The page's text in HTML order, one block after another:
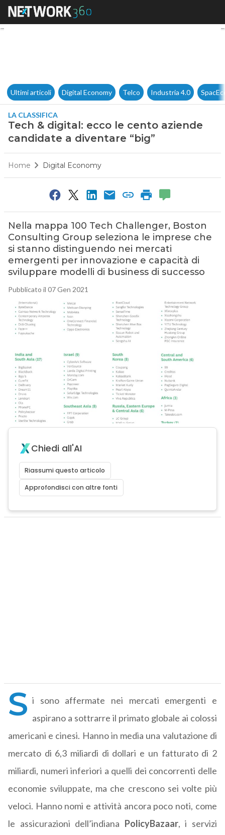
Tech & digital: ecco le cento
Ultimi articoli Digital Economy Telco Industria 4.0
LA CLASSIFICA
Tech & digital: ecco le cento aziende
candidate a diventare “big”
Home Digital Economy
Nella mappa 100 Tech Challenger, Boston
Consulting Group seleziona le imprese che
si stanno distinguendo nei mercati
emergenti per innovazione e capacità di
sviluppare modelli di business di successo
Pubblicato il 07 Gen 2021
Chiedi all'AI
Riassumi questo articolo
Approfondisci con altre fonti
S i sono affermate nei mercati emergenti e
aspirano a sottrarre il primato globale ai colossi
americani e cinesi. Hanno in media una valutazione di
mercato di 6,3 miliardi di dollari e un fatturato di 2
miliardi, numeri inferiori a quelli dei concorrenti delle
economie sviluppate, ma che crescono sei volte più
veloci. Hanno nomi e attività ancora poco noti, come
le assicurazioni dell’indiana PolicyBazaar, i servizi